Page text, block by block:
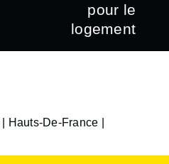
pour le
logement
Hauts-De-France